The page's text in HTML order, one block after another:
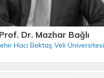
Prof. Dr. Mazhar Bağlı
Hacı Bektaş Veli Üniversitesi